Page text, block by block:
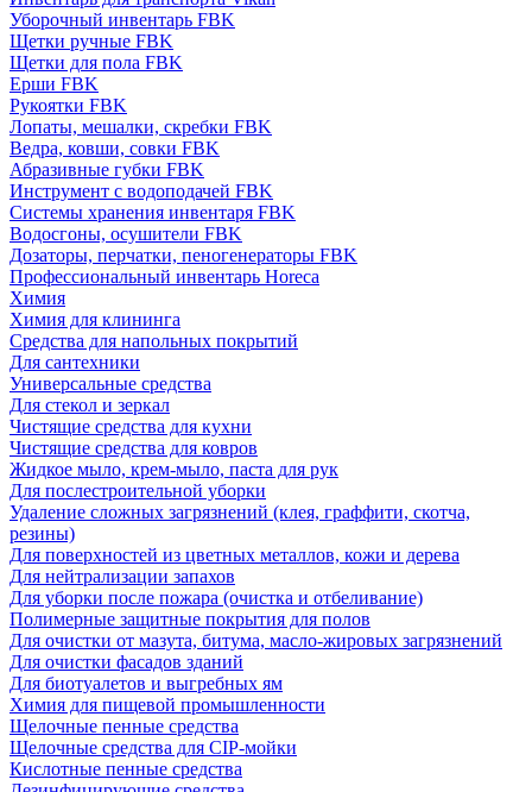
Уборочный инвентарь FBK
Щетки ручные FBK
Щетки для пола FBK
Ерши FBK
Рукоятки FBK
Лопаты, мешалки, скребки FBK
Ведра, ковши, совки FBK
Абразивные губки FBK
Инструмент с водоподачей FBK
Системы хранения инвентаря FBK
Водосгоны, осушители FBK
Дозаторы, перчатки, пеногенераторы FBK
Профессиональный инвентарь Horeca
Химия
Химия для клининга
Средства для напольных покрытий
Для сантехники
Универсальные средства
Для стекол и зеркал
Чистящие средства для кухни
Чистящие средства для ковров
Жидкое мыло, крем-мыло, паста для рук
Для послестроительной уборки
Удаление сложных загрязнений (клея, граффити, скотча,
резины)
Для поверхностей из цветных металлов, кожи и дерева
Для нейтрализации запахов
Для уборки после пожара (очистка и отбеливание)
Полимерные защитные покрытия для полов
Для очистки от мазута, битума, масло-жировых загрязнений
Для очистки фасадов зданий
Для биотуалетов и выгребных ям
Химия для пищевой промышленности
Щелочные пенные средства
Щелочные средства для CIP-мойки
Кислотные пенные средства